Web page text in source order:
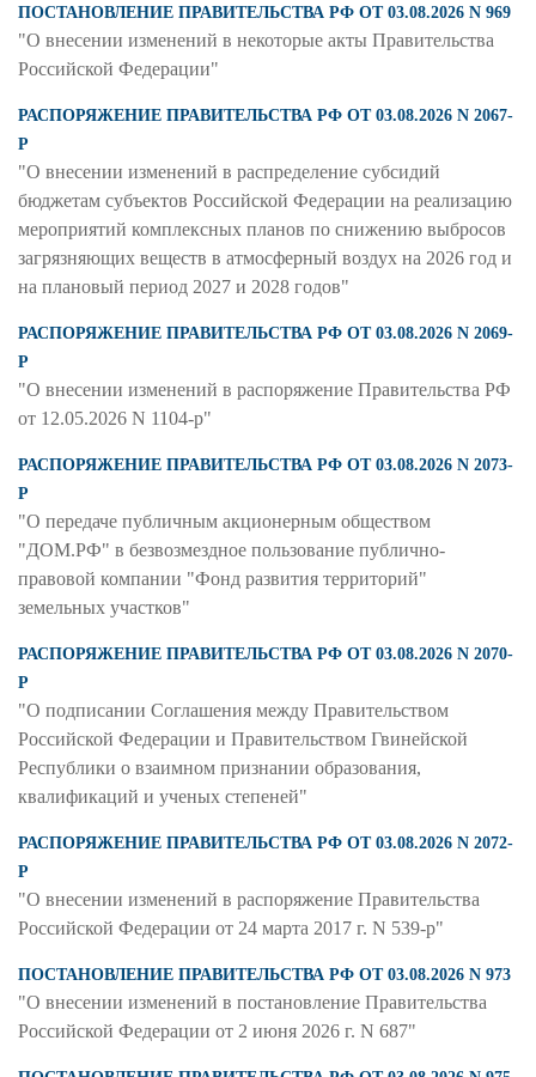
ПОСТАНОВЛЕНИЕ ПРАВИТЕЛЬСТВА РФ ОТ 03.08.2026 N 969
"О внесении изменений в некоторые акты Правительства
Российской Федерации"
РАСПОРЯЖЕНИЕ ПРАВИТЕЛЬСТВА РФ ОТ 03.08.2026 N 2067-
Р
"О внесении изменений в распределение субсидий
бюджетам субъектов Российской Федерации на реализацию
мероприятий комплексных планов по снижению выбросов
загрязняющих веществ в атмосферный воздух на 2026 год и
на плановый период 2027 и 2028 годов"
РАСПОРЯЖЕНИЕ ПРАВИТЕЛЬСТВА РФ ОТ 03.08.2026 N 2069-
Р
"О внесении изменений в распоряжение Правительства РФ
от 12.05.2026 N 1104-р"
РАСПОРЯЖЕНИЕ ПРАВИТЕЛЬСТВА РФ ОТ 03.08.2026 N 2073-
Р
"О передаче публичным акционерным обществом
"ДОМ.РФ" в безвозмездное пользование публично-
правовой компании "Фонд развития территорий"
земельных участков"
РАСПОРЯЖЕНИЕ ПРАВИТЕЛЬСТВА РФ ОТ 03.08.2026 N 2070-
Р
"О подписании Соглашения между Правительством
Российской Федерации и Правительством Гвинейской
Республики о взаимном признании образования,
квалификаций и ученых степеней"
РАСПОРЯЖЕНИЕ ПРАВИТЕЛЬСТВА РФ ОТ 03.08.2026 N 2072-
Р
"О внесении изменений в распоряжение Правительства
Российской Федерации от 24 марта 2017 г. N 539-р"
ПОСТАНОВЛЕНИЕ ПРАВИТЕЛЬСТВА РФ ОТ 03.08.2026 N 973
"О внесении изменений в постановление Правительства
Российской Федерации от 2 июня 2026 г. N 687"